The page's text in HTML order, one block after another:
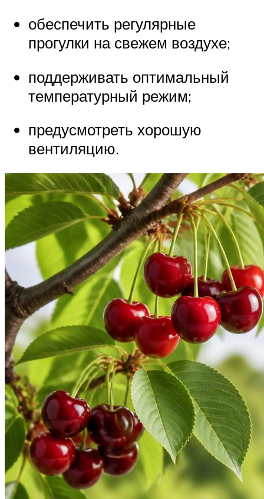
обеспечить регулярные
прогулки на свежем воздухе;
поддерживать оптимальный
температурный режим;
предусмотреть хорошую
вентиляцию.